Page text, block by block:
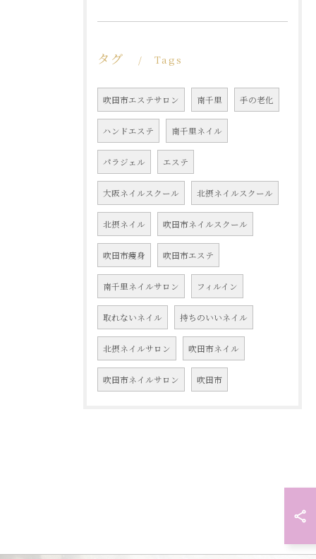
タグ Tags
吹田市エステサロン 南千里 手の老化
ハンドエステ 南千里ネイル
パラジェル エステ
大阪ネイルスクール 北摂ネイルスクール
北摂ネイル 吹田市ネイルスクール
吹田市痩身 吹田市エステ
南千里ネイルサロン フィルイン
取れないネイル 持ちのいいネイル
北摂ネイルサロン 吹田市ネイル
吹田市ネイルサロン 吹田市